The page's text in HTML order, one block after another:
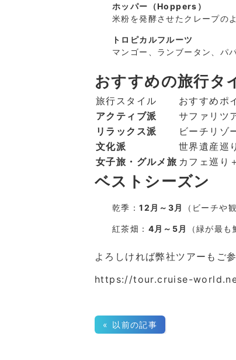
ホッパー（Hoppers）
米粉を発酵させたクレープの
トロピカルフルーツ
マンゴー、ランブータン、パ
おすすめの旅行タ
旅行スタイル
おすすめポ
アクティブ派
サファリツ
リラックス派
ビーチリゾ
文化派
世界遺産巡
女子旅・グルメ旅 カフェ巡り
ベストシーズン
乾季：12月～3月 （ビーチや
紅茶畑： 4月～5月 （緑が最も
よろしければ弊社ツアーもご
https://tour.cruise-
« 以前の記事